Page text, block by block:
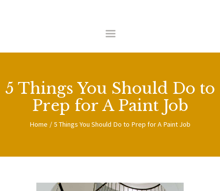
5 Things You Should Do to
Prep for A Paint Job
Home 5 Things You Should Do to Prep for A Paint Job
RESIDENTIAL
CONTACT